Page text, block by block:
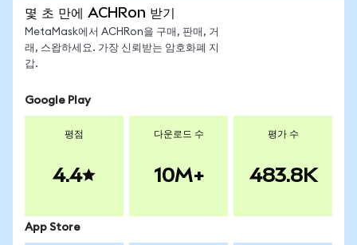
몇 초 만에 ACHRon 받기
MetaMask에서 ACHRon을 구매, 판매, 거
래, 스왑하세요. 가장 신뢰받는 암호화폐 지
갑.
Google Play
평점
4.4
다운로드 수
10M+
평가 수
483.8K
App Store